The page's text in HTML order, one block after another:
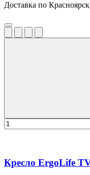
Доставка по
Кресло ErgoLife